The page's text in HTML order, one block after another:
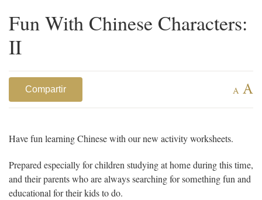
Fun With Chinese Characters:
II
Compartir A A
Have fun learning Chinese with our new activity worksheets.
Prepared especially for children studying at home during this time,
and their parents who are always searching for something fun and
educational for their kids to do.